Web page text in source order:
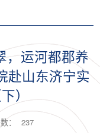
，运河都郡养
山东济宁实
）
：
237